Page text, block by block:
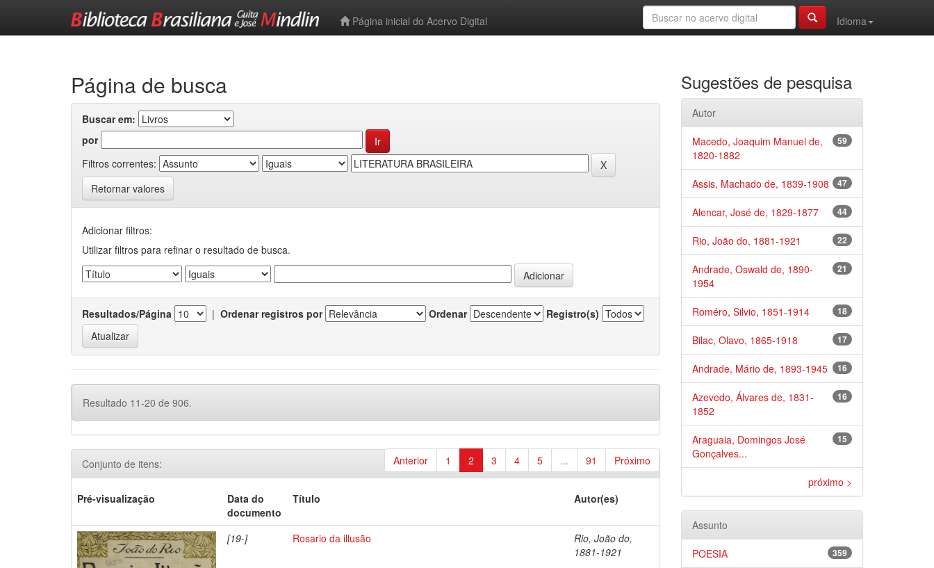
Página inicial do Acervo Digital
Idioma
Página de busca
Buscar em:
por
Filtros correntes:
Retornar valores
Adicionar filtros:
Utilizar filtros para refinar o resultado de busca.
Resultados/Página | Ordenar registros por Ordenar Registro(s)
Resultado 11-20 de 906.
Anterior 1 2 3 4 5 ... 91 Próximo
Conjunto de itens:
Pré-visualização
Data do
documento
Título Autor(es)
[19-] Rosario da illusão
Rio, João do,
1881-1921
Sugestões de pesquisa
Autor
59
Macedo, Joaquim Manuel de,
1820-1882
47
Assis, Machado de, 1839-1908
44
Alencar, José de, 1829-1877
22
Rio, João do, 1881-1921
21
Andrade, Oswald de, 1890-
1954
18
Roméro, Silvio, 1851-1914
17
Bilac, Olavo, 1865-1918
16
Andrade, Mário de, 1893-1945
16
Azevedo, Álvares de, 1831-
1852
15
Araguaia, Domingos José
Gonçalves...
próximo >
Assunto
359
POESIA